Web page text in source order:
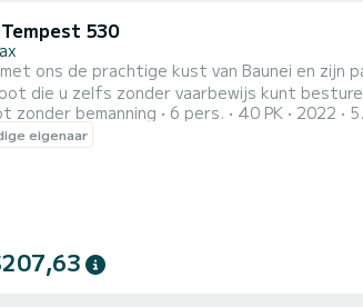
530
ons de prachtige kust van Baunei en zijn
die u zelfs zonder vaarbewijs kunt
Zonnetent ter bescherming tegen de zon Zonnedek voor comfortabel zonnebaden Wij
Koeltas Strandparasol Ondersteunende
zonder bemanning 6 pers. 40 PK 2022
eigenaar